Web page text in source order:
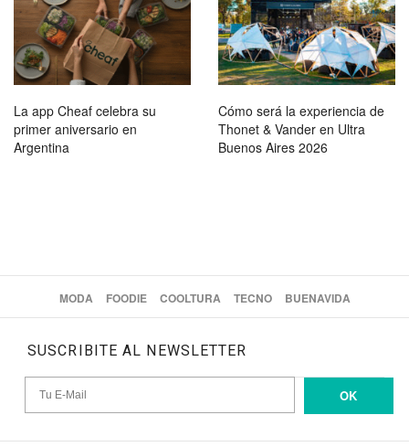
La app Cheaf celebra su
primer aniversario en
Argentina
Cómo será la experiencia de
Thonet & Vander en Ultra
Buenos Aires 2026
MODA FOODIE COOLTURA TECNO BUENAVIDA
SUSCRIBITE AL NEWSLETTER
OK